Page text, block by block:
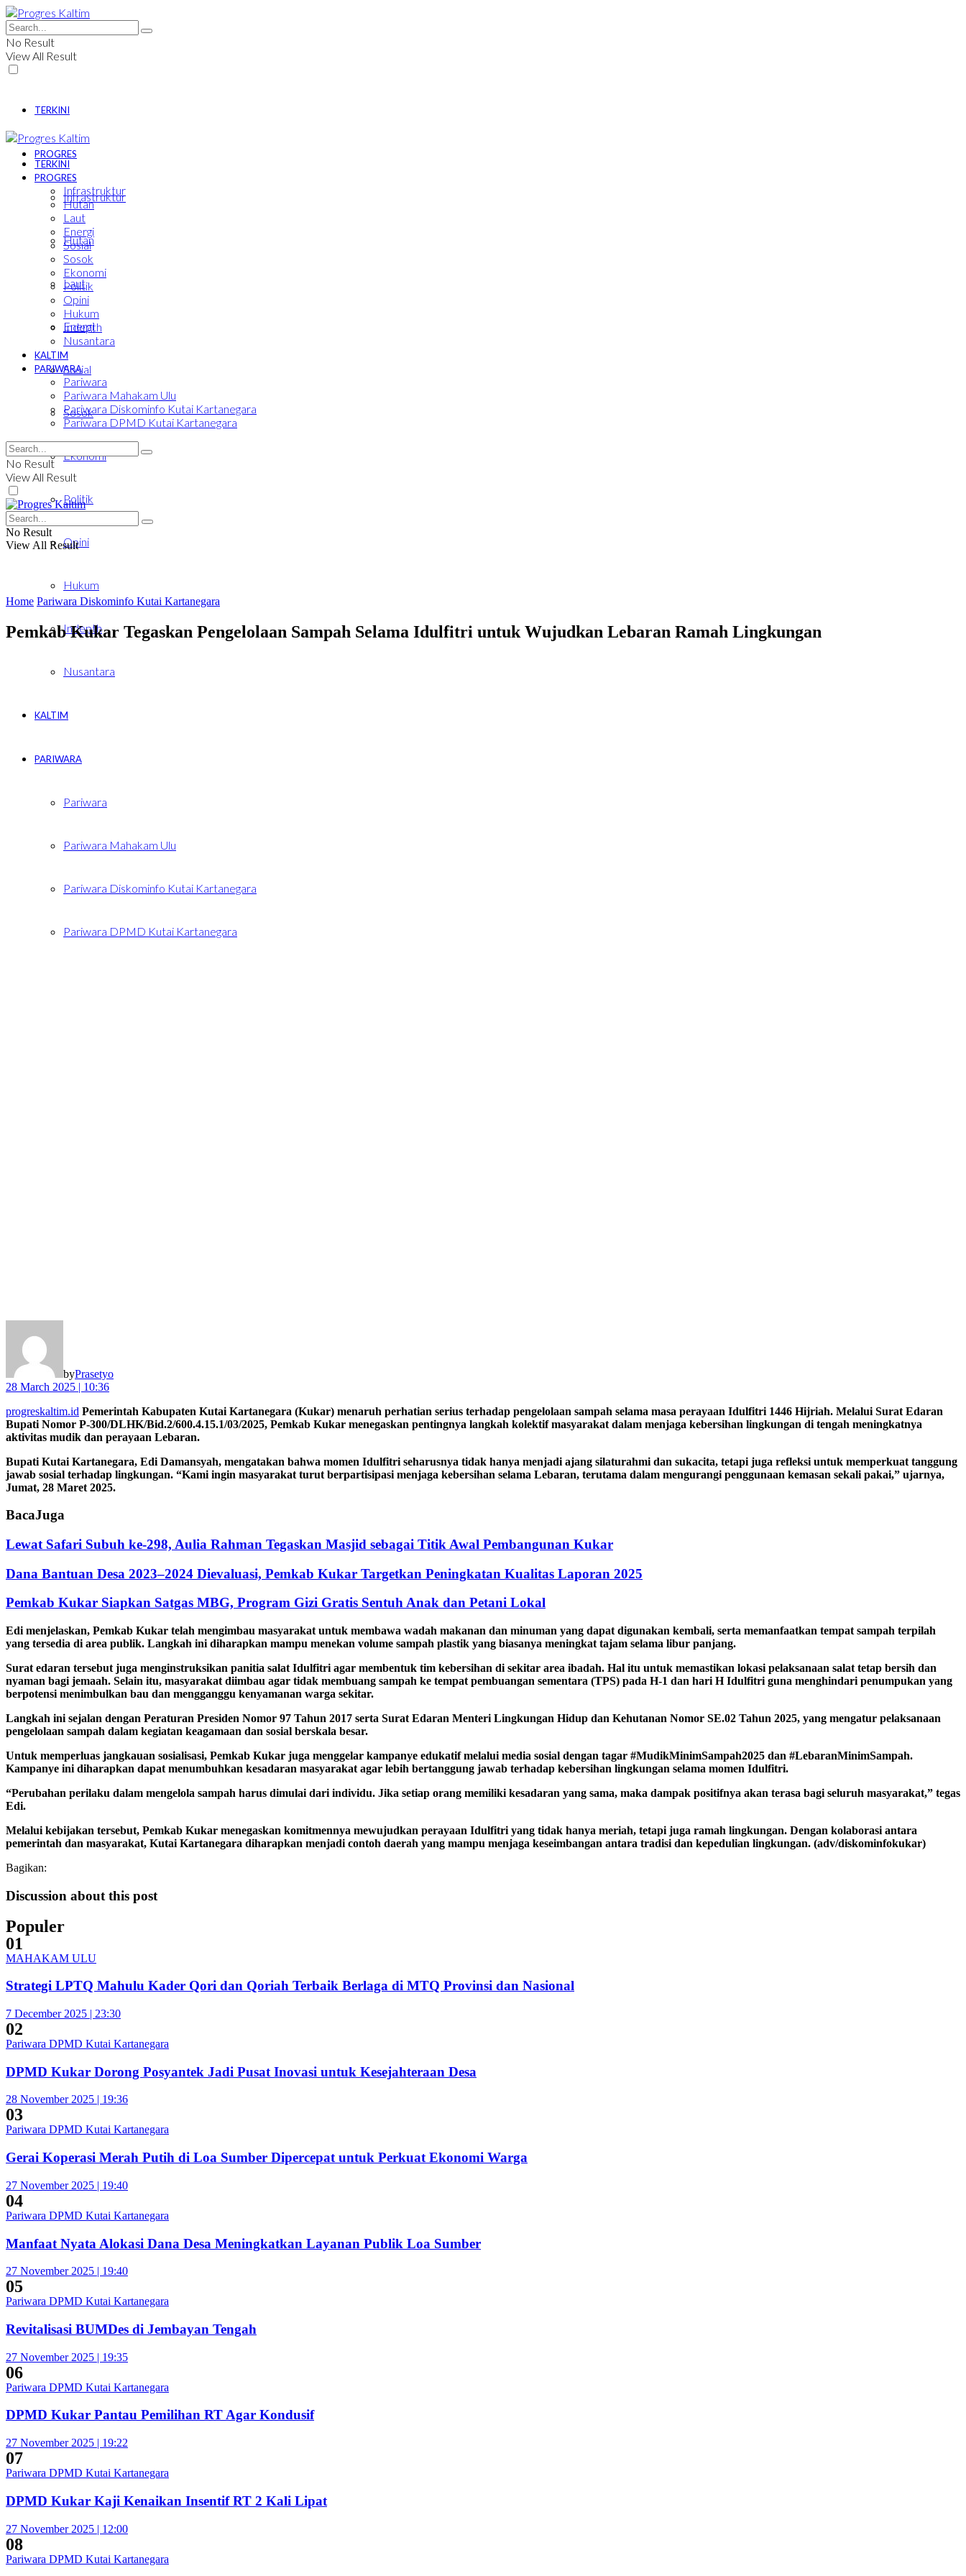
No Result
View All Result
TERKINI
PROGRES
Infrastruktur
Hutan
Laut
Energi
Sosial
Sosok
Ekonomi
Politik
Opini
Hukum
Indepth
Nusantara
KALTIM
PARIWARA
Pariwara
Pariwara Mahakam Ulu
Pariwara Diskominfo Kutai Kartanegara
Pariwara DPMD Kutai Kartanegara
TERKINI
PROGRES
Infrastruktur
Hutan
Laut
Energi
Sosial
Sosok
Ekonomi
Politik
Opini
Hukum
Indepth
Nusantara
KALTIM
PARIWARA
Pariwara
Pariwara Mahakam Ulu
Pariwara Diskominfo Kutai Kartanegara
Pariwara DPMD Kutai Kartanegara
No Result
View All Result
No Result
View All Result
Home Pariwara Diskominfo Kutai Kartanegara
Pemkab Kukar Tegaskan Pengelolaan Sampah Selama Idulfitri untuk Wujudkan Lebaran Ramah Lingkungan
byPrasetyo
28 March 2025 | 10:36
progreskaltim.id Pemerintah Kabupaten Kutai Kartanegara (Kukar) menaruh perhatian serius terhadap pengelolaan sampah selama masa perayaan Idulfitri 1446 Hijriah. Melalui Surat Edaran
Bupati Nomor P-300/DLHK/Bid.2/600.4.15.1/03/2025, Pemkab Kukar menegaskan pentingnya langkah kolektif masyarakat dalam menjaga kebersihan lingkungan di tengah meningkatnya
aktivitas mudik dan perayaan Lebaran.
Bupati Kutai Kartanegara, Edi Damansyah, mengatakan bahwa momen Idulfitri seharusnya tidak hanya menjadi ajang silaturahmi dan sukacita, tetapi juga refleksi untuk memperkuat tanggung
jawab sosial terhadap lingkungan. “Kami ingin masyarakat turut berpartisipasi menjaga kebersihan selama Lebaran, terutama dalam mengurangi penggunaan kemasan sekali pakai,” ujarnya,
Jumat, 28 Maret 2025.
BacaJuga
Lewat Safari Subuh ke-298, Aulia Rahman Tegaskan Masjid sebagai Titik Awal Pembangunan Kukar
Dana Bantuan Desa 2023–2024 Dievaluasi, Pemkab Kukar Targetkan Peningkatan Kualitas Laporan 2025
Pemkab Kukar Siapkan Satgas MBG, Program Gizi Gratis Sentuh Anak dan Petani Lokal
Edi menjelaskan, Pemkab Kukar telah mengimbau masyarakat untuk membawa wadah makanan dan minuman yang dapat digunakan kembali, serta memanfaatkan tempat sampah terpilah
yang tersedia di area publik. Langkah ini diharapkan mampu menekan volume sampah plastik yang biasanya meningkat tajam selama libur panjang.
Surat edaran tersebut juga menginstruksikan panitia salat Idulfitri agar membentuk tim kebersihan di sekitar area ibadah. Hal itu untuk memastikan lokasi pelaksanaan salat tetap bersih dan
nyaman bagi jemaah. Selain itu, masyarakat diimbau agar tidak membuang sampah ke tempat pembuangan sementara (TPS) pada H-1 dan hari H Idulfitri guna menghindari penumpukan yang
berpotensi menimbulkan bau dan mengganggu kenyamanan warga sekitar.
Langkah ini sejalan dengan Peraturan Presiden Nomor 97 Tahun 2017 serta Surat Edaran Menteri Lingkungan Hidup dan Kehutanan Nomor SE.02 Tahun 2025, yang mengatur pelaksanaan
pengelolaan sampah dalam kegiatan keagamaan dan sosial berskala besar.
Untuk memperluas jangkauan sosialisasi, Pemkab Kukar juga menggelar kampanye edukatif melalui media sosial dengan tagar #MudikMinimSampah2025 dan #LebaranMinimSampah.
Kampanye ini diharapkan dapat menumbuhkan kesadaran masyarakat agar lebih bertanggung jawab terhadap kebersihan lingkungan selama momen Idulfitri.
“Perubahan perilaku dalam mengelola sampah harus dimulai dari individu. Jika setiap orang memiliki kesadaran yang sama, maka dampak positifnya akan terasa bagi seluruh masyarakat,” tegas
Edi.
Melalui kebijakan tersebut, Pemkab Kukar menegaskan komitmennya mewujudkan perayaan Idulfitri yang tidak hanya meriah, tetapi juga ramah lingkungan. Dengan kolaborasi antara
pemerintah dan masyarakat, Kutai Kartanegara diharapkan menjadi contoh daerah yang mampu menjaga keseimbangan antara tradisi dan kepedulian lingkungan. (adv/diskominfokukar)
Bagikan:
Discussion about this post
Populer
01
MAHAKAM ULU
Strategi LPTQ Mahulu Kader Qori dan Qoriah Terbaik Berlaga di MTQ Provinsi dan Nasional
7 December 2025 | 23:30
02
Pariwara DPMD Kutai Kartanegara
DPMD Kukar Dorong Posyantek Jadi Pusat Inovasi untuk Kesejahteraan Desa
28 November 2025 | 19:36
03
Pariwara DPMD Kutai Kartanegara
Gerai Koperasi Merah Putih di Loa Sumber Dipercepat untuk Perkuat Ekonomi Warga
27 November 2025 | 19:40
04
Pariwara DPMD Kutai Kartanegara
Manfaat Nyata Alokasi Dana Desa Meningkatkan Layanan Publik Loa Sumber
27 November 2025 | 19:40
05
Pariwara DPMD Kutai Kartanegara
Revitalisasi BUMDes di Jembayan Tengah
27 November 2025 | 19:35
06
Pariwara DPMD Kutai Kartanegara
DPMD Kukar Pantau Pemilihan RT Agar Kondusif
27 November 2025 | 19:22
07
Pariwara DPMD Kutai Kartanegara
DPMD Kukar Kaji Kenaikan Insentif RT 2 Kali Lipat
27 November 2025 | 12:00
08
Pariwara DPMD Kutai Kartanegara